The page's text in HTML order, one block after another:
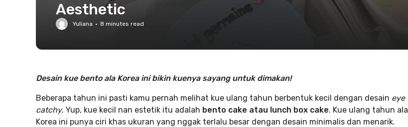
Aesthetic
Yuliana · 8 minutes read
Desain kue bento ala Korea ini bikin kuenya sayang untuk dimakan!
Beberapa tahun ini pasti kamu pernah melihat kue ulang tahun berbentuk kecil dengan desain eye
catchy. Yup, kue kecil nan estetik itu adalah bento cake atau lunch box cake. Kue ulang tahun ala
Korea ini punya ciri khas ukuran yang nggak terlalu besar dengan desain minimalis dan menarik.